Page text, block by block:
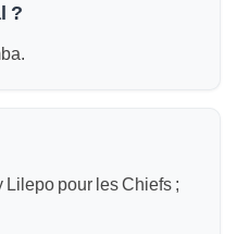
?
Lilepo pour les Chiefs ;